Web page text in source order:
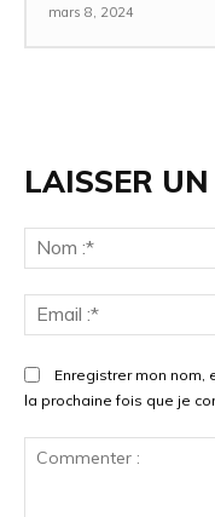
mars 8, 2024
LAISSER
Enregistrer mon
la prochaine fois que je